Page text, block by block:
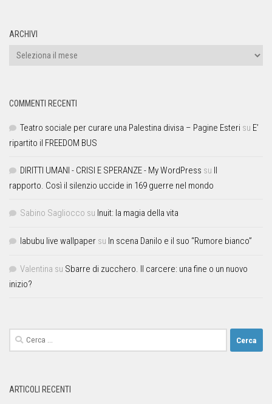
ARCHIVI
COMMENTI RECENTI
Teatro sociale per curare una Palestina divisa – Pagine Esteri su E’
ripartito il FREEDOM BUS
DIRITTI UMANI - CRISI E SPERANZE - My WordPress su Il
rapporto. Così il silenzio uccide in 169 guerre nel mondo
Sabino Sagliocco su Inuit: la magia della vita
labubu live wallpaper su In scena Danilo e il suo “Rumore bianco”
Valentina su Sbarre di zucchero. Il carcere: una fine o un nuovo
inizio?
ARTICOLI RECENTI